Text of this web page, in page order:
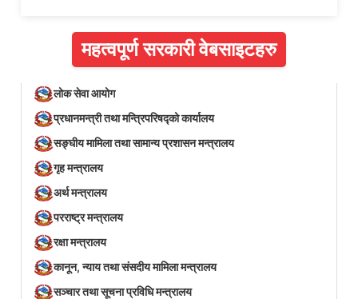
महत्वपूर्ण सरकारी वेबसाइटहरु
लोक सेवा आयोग
प्रधानमन्त्री तथा मन्त्रिपरिषद्को कार्यालय
सङ्घीय मामिला तथा सामान्य प्रशासन मन्त्रालय
गृह मन्त्रालय
अर्थ मन्त्रालय
परराष्ट्र मन्त्रालय
रक्षा मन्त्रालय
कानून, न्याय तथा संसदीय मामिला मन्त्रालय
सञ्‍चार तथा सूचना प्रविधि मन्त्रालय